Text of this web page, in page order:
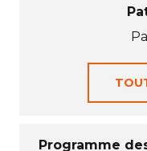
Programme